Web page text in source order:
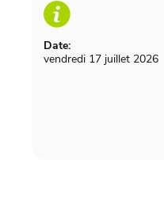
Date:
vendredi 17 juillet 2026